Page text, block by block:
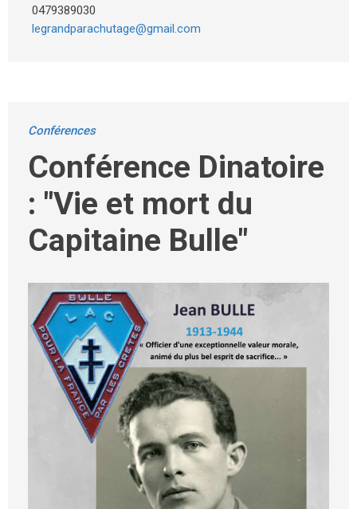
0479389030
legrandparachutage@gmail.com
Conférences
Conférence Dinatoire
: "Vie et mort du
Capitaine Bulle"